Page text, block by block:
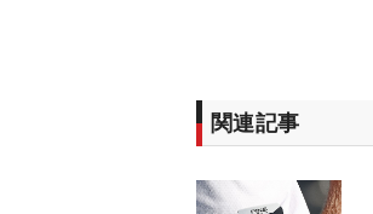
関連記事